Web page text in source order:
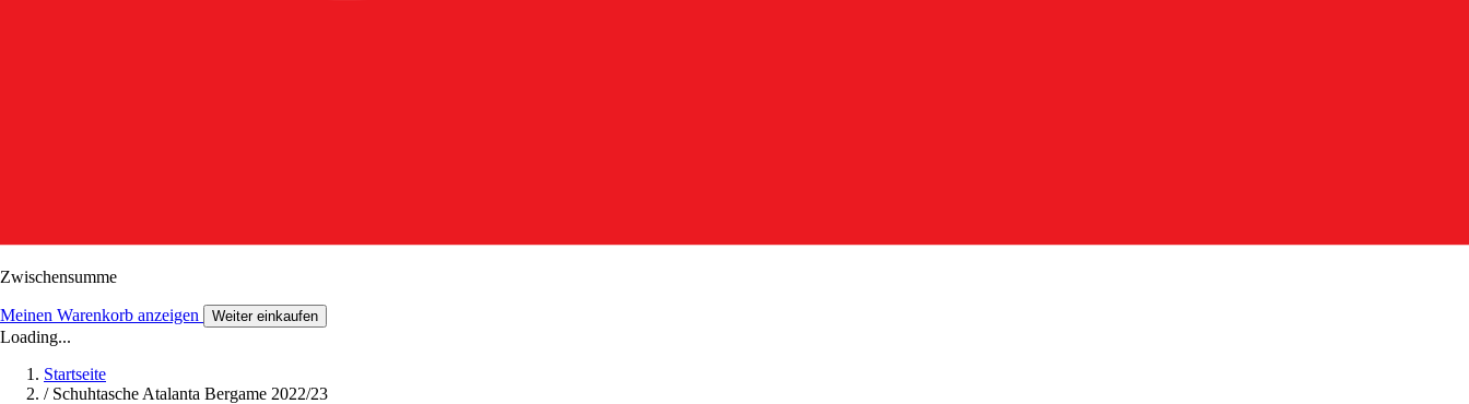
Zwischensumme
Meinen Warenkorb anzeigen Weiter einkaufen
Loading...
Startseite
/ Schuhtasche Atalanta Bergame 2022/23